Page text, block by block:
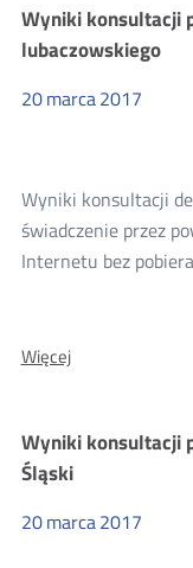
decyzji
gminy
Wyniki konsultacji
lubaczowskiego
20marca2017
Wyniki konsultacji
świadczenie przez
Internetu bez
WięcejO:
decyzji
dla
powiatu
Wyniki konsultacji
Śląski
20marca2017